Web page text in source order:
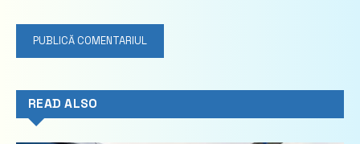
READ ALSO